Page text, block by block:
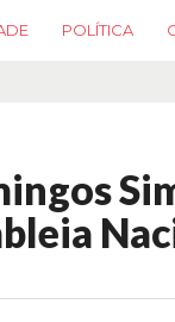
POLÍTICA